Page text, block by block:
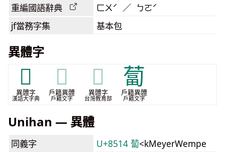
重編國語辭典 ㄈㄨˊ ／ ㄅㄛˊ
jf當務字集 基本包
異體字
𦻉
異體字
漢語大字典
𦻉
戶籍異體
戶籍文字
𦻉
異體字
台灣教育部
蔔
戶籍異體
戶籍文字
Unihan — 異體
同義字 U+8514 蔔<kMeyerWempe